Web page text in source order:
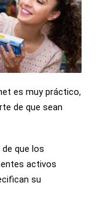
es muy práctico,
de que sean
que los
activos
su